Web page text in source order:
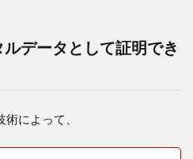
データとして証明でき
によって、